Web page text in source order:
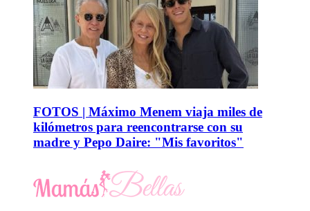
FOTOS | Máximo Menem viaja miles de
kilómetros para reencontrarse con su
madre y Pepo Daire: "Mis favoritos"